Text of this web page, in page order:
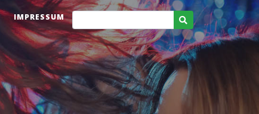
IMPRESSUM